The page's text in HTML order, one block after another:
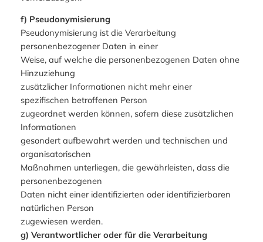
f) Pseudonymisierung
Pseudonymisierung ist die Verarbeitung
personenbezogener Daten in einer
Weise, auf welche die personenbezogenen Daten ohne
Hinzuziehung
zusätzlicher Informationen nicht mehr einer
spezifischen betroffenen Person
zugeordnet werden können, sofern diese zusätzlichen
Informationen
gesondert aufbewahrt werden und technischen und
organisatorischen
Maßnahmen unterliegen, die gewährleisten, dass die
personenbezogenen
Daten nicht einer identifizierten oder identifizierbaren
natürlichen Person
zugewiesen werden.
g) Verantwortlicher oder für die Verarbeitung